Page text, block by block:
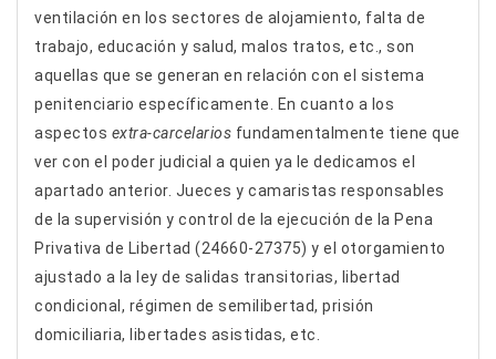
ventilación en los sectores de alojamiento, falta de
trabajo, educación y salud, malos tratos, etc., son
aquellas que se generan en relación con el sistema
penitenciario específicamente. En cuanto a los
aspectos extra-carcelarios fundamentalmente tiene que
ver con el poder judicial a quien ya le dedicamos el
apartado anterior. Jueces y camaristas responsables
de la supervisión y control de la ejecución de la Pena
Privativa de Libertad (24660-27375) y el otorgamiento
ajustado a la ley de salidas transitorias, libertad
condicional, régimen de semilibertad, prisión
domiciliaria, libertades asistidas, etc.